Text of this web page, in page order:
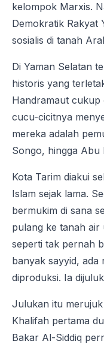
kelompok Marxis.
Demokratik Rakyat
sosialis di tanah
Di Yaman Selatan
historis yang
Handramaut cukup
cucu-cicitnya
mereka adalah
Songo, hingga Abu
Kota Tarim diakui
Islam sejak lama.
bermukim di sana
pulang ke tanah
seperti tak pernah
banyak sayyid, ada
diproduksi. Ia
Julukan itu
Khalifah pertama
Bakar Al-Siddiq